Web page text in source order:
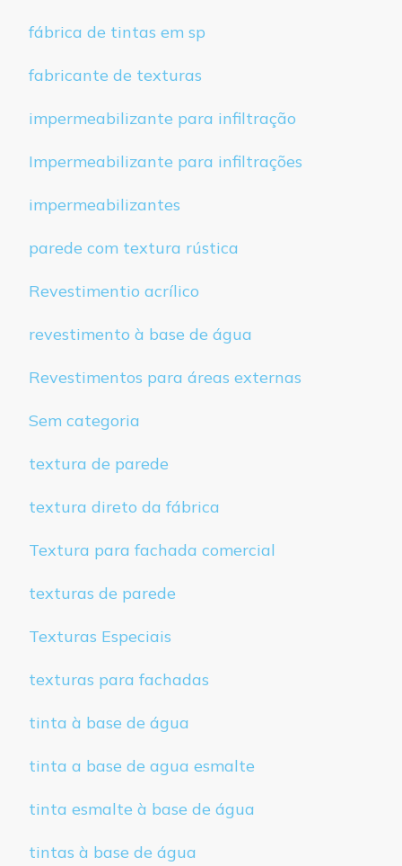
fábrica de tintas em sp
fabricante de texturas
impermeabilizante para infiltração
Impermeabilizante para infiltrações
impermeabilizantes
parede com textura rústica
Revestimentio acrílico
revestimento à base de água
Revestimentos para áreas externas
Sem categoria
textura de parede
textura direto da fábrica
Textura para fachada comercial
texturas de parede
Texturas Especiais
texturas para fachadas
tinta à base de água
tinta a base de agua esmalte
tinta esmalte à base de água
tintas à base de água